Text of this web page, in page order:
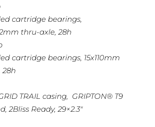
cartridge bearings,
thru-axle, 28h
cartridge bearings, 15x110mm
TRAIL casing, GRIPTON® T9
2Bliss Ready, 29×2.3″